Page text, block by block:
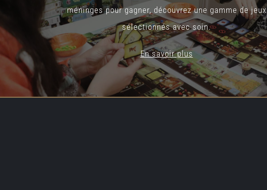
méninges pour gagner, découvrez une gamme de jeux
sélectionnés avec soin.
En savoir plus